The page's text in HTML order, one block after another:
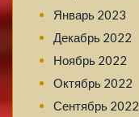
Январь 2023
Декабрь 2022
Ноябрь 2022
Октябрь 2022
Сентябрь 2022